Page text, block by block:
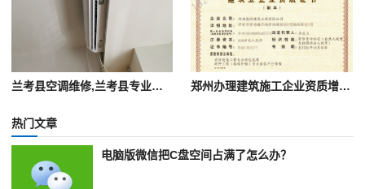
兰考县空调维修,兰考县专业修空调,兰考县空调移机 郑州办理建筑施工企业资质增项，多久时间可以出证？
热门文章
电脑版微信把C盘空间占满了怎么办？